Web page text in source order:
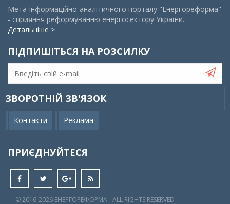
Мета Інформаційно-аналітичного порталу "Енергореформа"
- сприяння реформуванню енергосектору України.
Детальніше >
ПІДПИШІТЬСЯ НА РОЗСИЛКУ
ЗВОРОТНІЙ ЗВ'ЯЗОК
Контакти Реклама
ПРИЄДНУЙТЕСЯ
© 2016-2026 EНЕРГОРЕФОРМА - ALL RIGHTS RESERVED